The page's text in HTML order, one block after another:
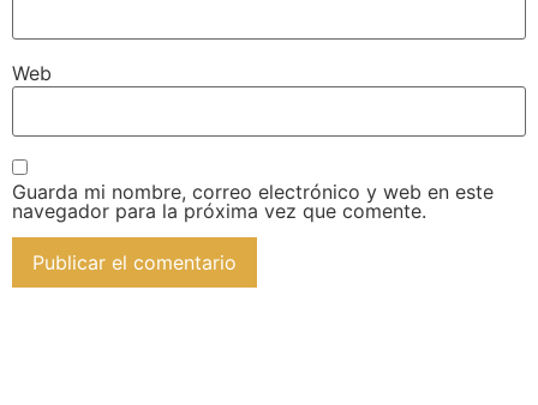
Web
Guarda mi nombre, correo electrónico y web en este
navegador para la próxima vez que comente.